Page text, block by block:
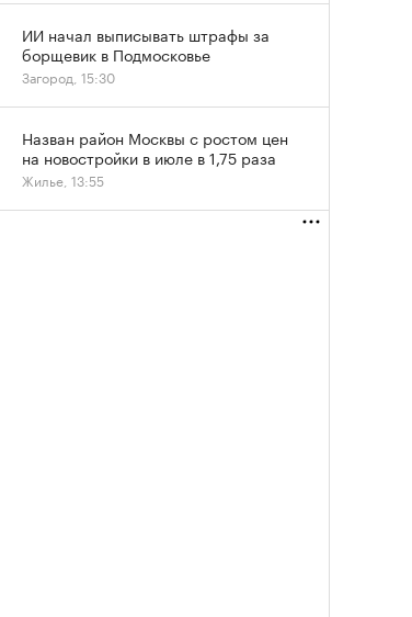
ИИ начал выписывать штрафы за
борщевик в Подмосковье
Загород, 15:30
Назван район Москвы с ростом цен
на новостройки в июле в 1,75 раза
Жилье, 13:55